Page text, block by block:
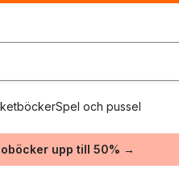
Spel och pussel
upp till 50% →